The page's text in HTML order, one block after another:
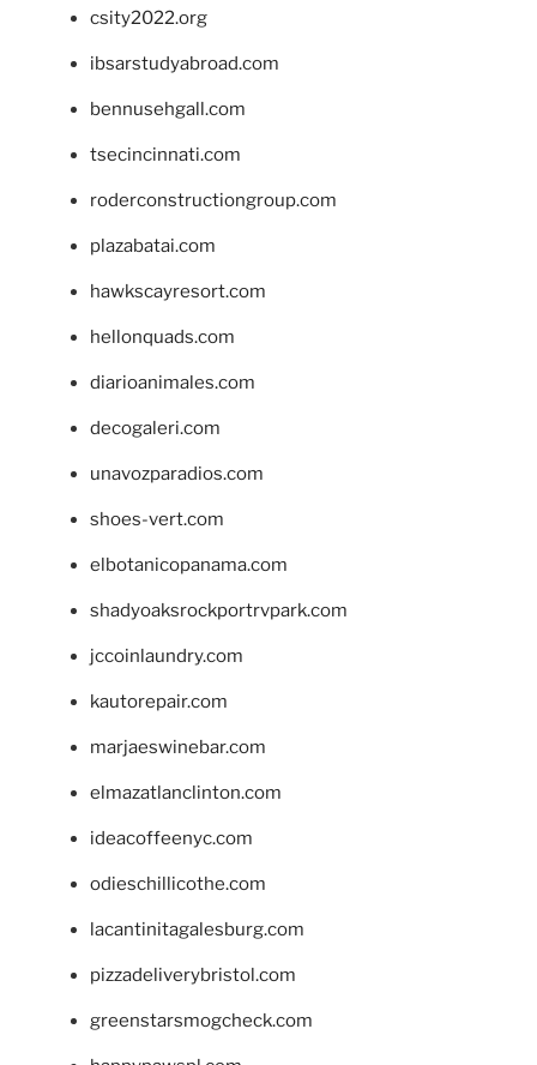
csity2022.org
ibsarstudyabroad.com
bennusehgall.com
tsecincinnati.com
roderconstructiongroup.com
plazabatai.com
hawkscayresort.com
hellonquads.com
diarioanimales.com
decogaleri.com
unavozparadios.com
shoes-vert.com
elbotanicopanama.com
shadyoaksrockportrvpark.com
jccoinlaundry.com
kautorepair.com
marjaeswinebar.com
elmazatlanclinton.com
ideacoffeenyc.com
odieschillicothe.com
lacantinitagalesburg.com
pizzadeliverybristol.com
greenstarsmogcheck.com